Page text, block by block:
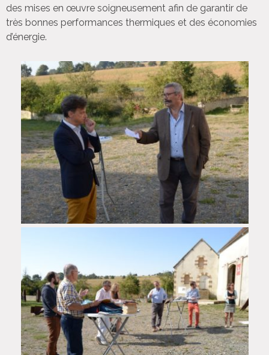
des mises en œuvre soigneusement afin de garantir de
très bonnes performances thermiques et des économies
d’énergie.